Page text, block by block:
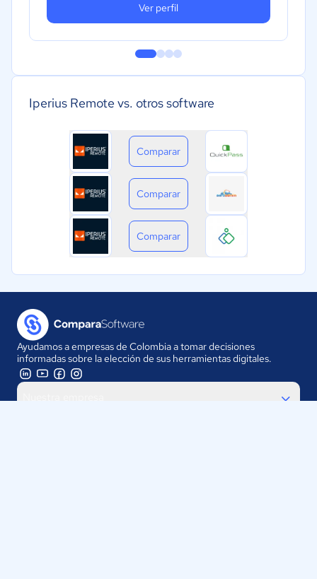
Ver perfil
Iperius Remote vs. otros software
Comparar
Comparar
Comparar
Ayudamos a empresas de Colombia a tomar decisiones
informadas sobre la elección de sus herramientas digitales.